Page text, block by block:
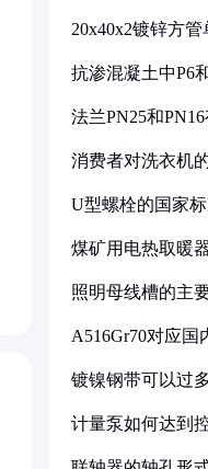
20x40x2镀锌方
抗渗混凝土中P6
法兰PN25和
消费者对洗衣机
U型螺栓的国家
煤矿用电热取暖
照明母线槽的主
A516Gr70对应国
镀镍钢带可以过
计量泵如何达到